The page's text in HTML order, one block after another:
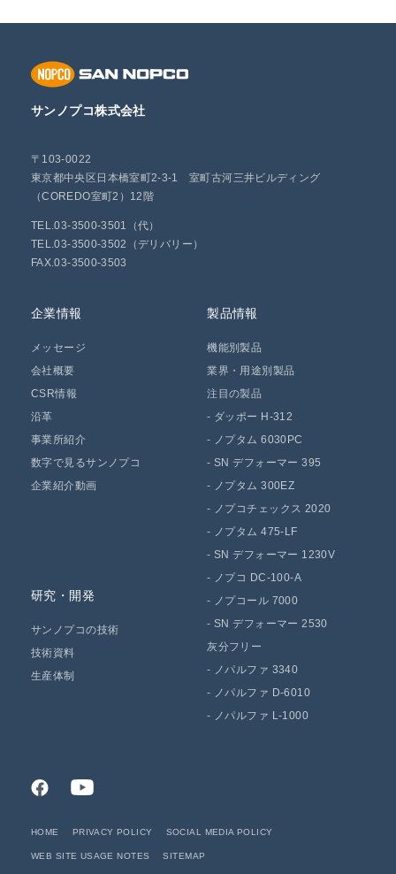
サンノプコ株式会社
〒103-0022
東京都中央区日本橋室町2-3-1 室町古河三井ビルディング
（COREDO室町2）12階
TEL.03-3500-3501（代）
TEL.03-3500-3502（デリバリー）
FAX.03-3500-3503
企業情報
メッセージ
会社概要
CSR情報
沿革
事業所紹介
数字で見るサンノプコ
企業紹介動画
製品情報
機能別製品
業界・用途別製品
注目の製品
- ダッポー H-312
- ノプタム 6030PC
-SN デフォーマー 395
- ノプタム 300EZ
- ノプコチェックス 2020
- ノプタム 475-LF
-SN デフォーマー 1230V
- ノプコ DC-100-A
- ノプコール 7000
-SN デフォーマー 2530
灰分フリー
- ノパルファ 3340
- ノパルファ D-6010
- ノパルファ L-1000
研究・開発
サンノプコの技術
技術資料
生産体制
HOME PRIVACY POLICY SOCIAL MEDIA POLICY
WEB SITE USAGE NOTES SITEMAP